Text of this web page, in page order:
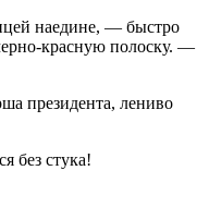
наедине, — быстро
красную полоску. —
президента, лениво
без стука!